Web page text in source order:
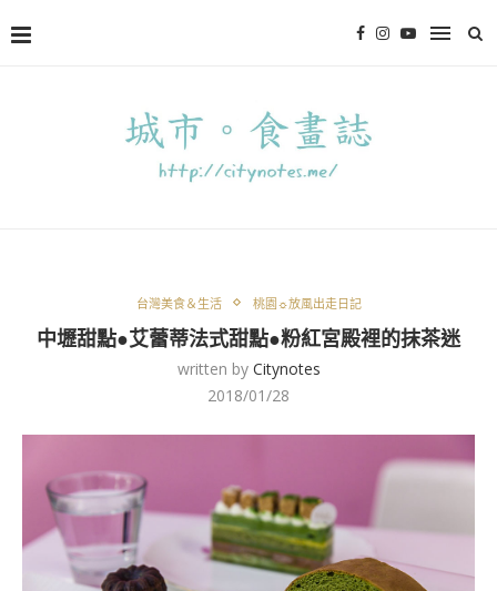
台灣美食＆生活 桃園☼放風出走日記
中壢甜點●艾蕾蒂法式甜點●粉紅宮殿裡的抹茶迷
written by Citynotes
2018/01/28